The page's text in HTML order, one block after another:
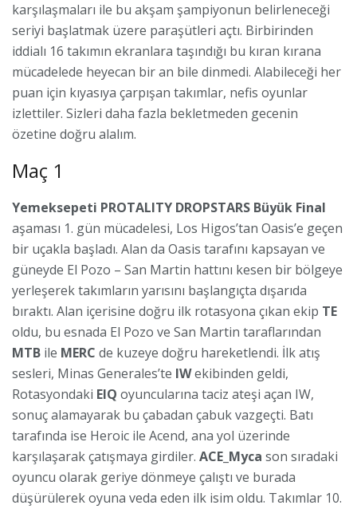
karşılaşmaları ile bu akşam şampiyonun belirleneceği
seriyi başlatmak üzere paraşütleri açtı. Birbirinden
iddialı 16 takımın ekranlara taşındığı bu kıran kırana
mücadelede heyecan bir an bile dinmedi. Alabileceği her
puan için kıyasıya çarpışan takımlar, nefis oyunlar
izlettiler. Sizleri daha fazla bekletmeden gecenin
özetine doğru alalım.
Maç 1
Yemeksepeti PROTALITY DROPSTARS Büyük Final
aşaması 1. gün mücadelesi, Los Higos’tan Oasis’e geçen
bir uçakla başladı. Alan da Oasis tarafını kapsayan ve
güneyde El Pozo – San Martin hattını kesen bir bölgeye
yerleşerek takımların yarısını başlangıçta dışarıda
bıraktı. Alan içerisine doğru ilk rotasyona çıkan ekip TE
oldu, bu esnada El Pozo ve San Martin taraflarından
MTB ile MERC de kuzeye doğru hareketlendi. İlk atış
sesleri, Minas Generales’te IWekibinden geldi,
Rotasyondaki EIQ oyuncularına taciz ateşi açan IW,
sonuç alamayarak bu çabadan çabuk vazgeçti. Batı
tarafında ise Heroic ile Acend, ana yol üzerinde
karşılaşarak çatışmaya girdiler. ACE_Myca son sıradaki
oyuncu olarak geriye dönmeye çalıştı ve burada
düşürülerek oyuna veda eden ilk isim oldu. Takımlar 10.